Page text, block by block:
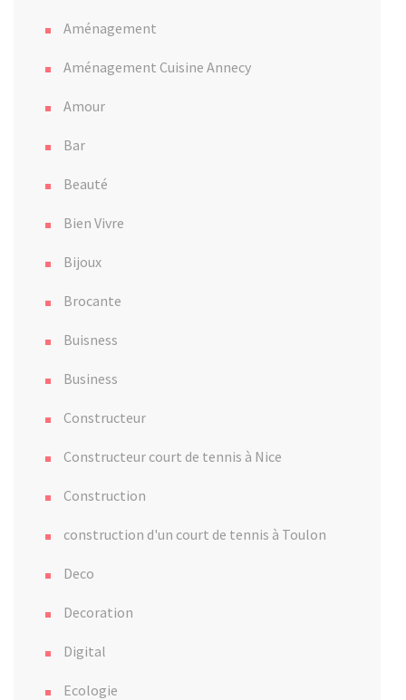
Aménagement
Aménagement Cuisine Annecy
Amour
Bar
Beauté
Bien Vivre
Bijoux
Brocante
Buisness
Business
Constructeur
Constructeur court de tennis à Nice
Construction
construction d'un court de tennis à Toulon
Deco
Decoration
Digital
Ecologie